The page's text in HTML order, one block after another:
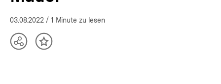
03.08.2022 / 1 Minute zu lesen
TeilenInhalt